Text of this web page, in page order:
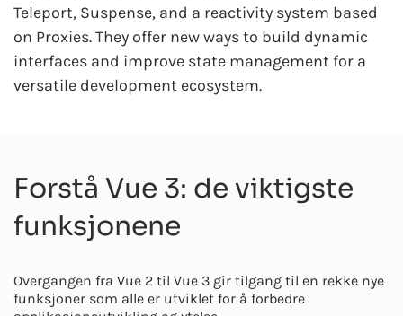
Teleport, Suspense, and a reactivity system based
on Proxies. They offer new ways to build dynamic
interfaces and improve state management for a
versatile development ecosystem.
Forstå Vue 3: de viktigste
funksjonene
Overgangen fra Vue 2 til Vue 3 gir tilgang til en rekke nye
funksjoner som alle er utviklet for å forbedre